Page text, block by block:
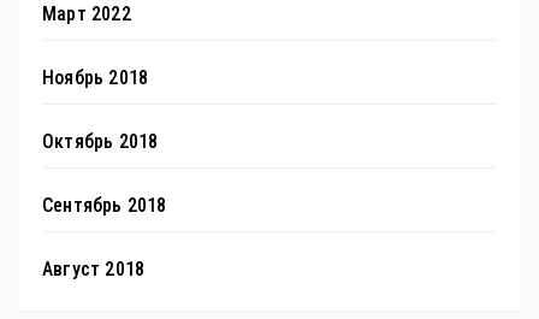
Март 2022
Ноябрь 2018
Октябрь 2018
Сентябрь 2018
Август 2018